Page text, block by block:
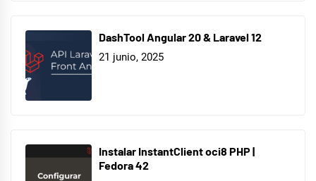
DashTool Angular 20 & Laravel 12
21 junio, 2025
Instalar InstantClient oci8 PHP |
Fedora 42